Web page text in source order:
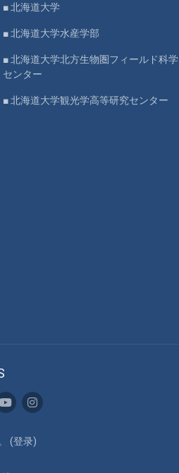
■ 北海道大学
■ 北海道大学水産学部
■ 北海道大学北方生物圏フィールド科学
センター
■ 北海道大学観光学高等研究センター
(登录)